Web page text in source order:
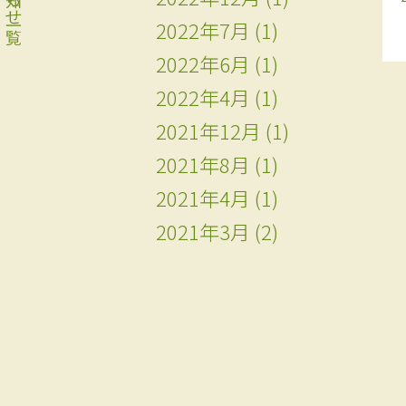
2022年7月 (1)
2022年6月 (1)
2022年4月 (1)
2021年12月 (1)
2021年8月 (1)
2021年4月 (1)
2021年3月 (2)